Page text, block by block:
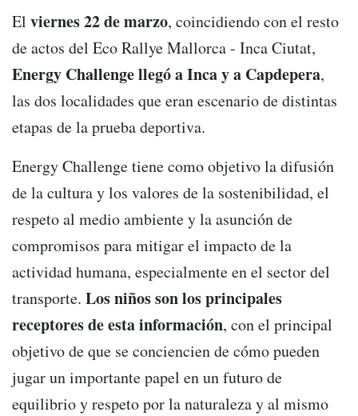
El viernes 22 de marzo, coincidiendo con el resto
de actos del Eco Rallye Mallorca - Inca Ciutat,
Energy Challenge llegó a Inca y a Capdepera,
las dos localidades que eran escenario de distintas
etapas de la prueba deportiva.
Energy Challenge tiene como objetivo la difusión
de la cultura y los valores de la sostenibilidad, el
respeto al medio ambiente y la asunción de
compromisos para mitigar el impacto de la
actividad humana, especialmente en el sector del
transporte. Los niños son los principales
receptores de esta información, con el principal
objetivo de que se conciencien de cómo pueden
jugar un importante papel en un futuro de
equilibrio y respeto por la naturaleza y al mismo